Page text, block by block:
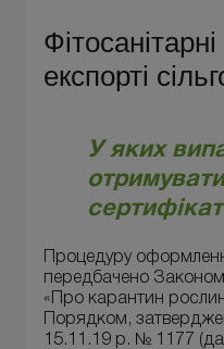
експорті
У яких
Процедуру
передбачено
«Про карантин
Порядком,
15.11.19 р. № 1177